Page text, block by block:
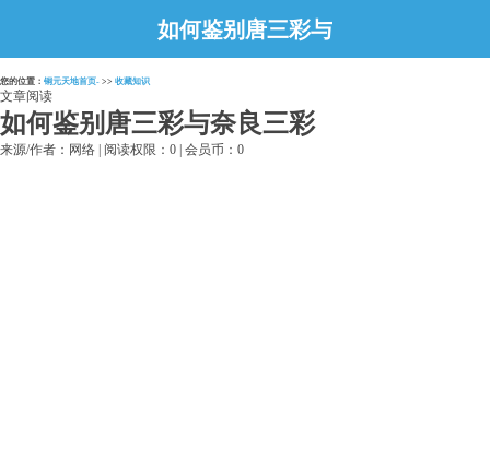
如何鉴别唐三彩与
奈良三彩
您的位置： 铜元天地首页- >> 收藏知识
文章阅读
如何鉴别唐三彩与奈良三彩
来源/作者：网络 | 阅读权限：0 | 会员币：0